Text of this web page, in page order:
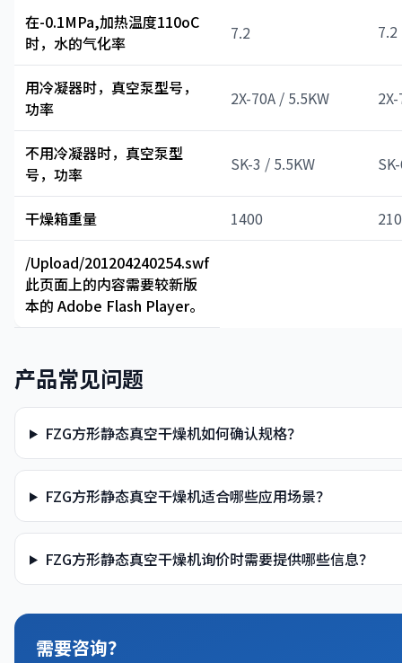
在-0.1MPa,加热温度110oC
时，水的气化率
7.2 7.2
用冷凝器时，真空泵型号，
功率
2X-70A / 5.5KW
不用冷凝器时，真空泵型
号，功率
SK-3 / 5.5KW
干燥箱重量 1400
/Upload/201204240254.swf
此页面上的内容需要较新版
本的 Adobe Flash Player。
产品常见问题
FZG方形静态真空干燥机如何确认规格？
FZG方形静态真空干燥机适合哪些应用场景？
FZG方形静态真空干燥机询价时需要提供哪些信息？
需要咨询？